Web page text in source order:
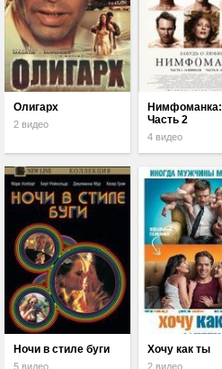
Олигарх
2 видео
Нимфоманка:
Часть 2
4 видео
Ночи в стиле буги
5 видео
Хочу как ты
2 видео